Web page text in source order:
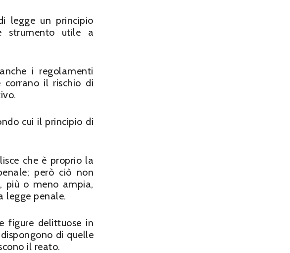
legge un principio
strumento utile a
i regolamenti
corrano il rischio di
cui il principio di
che è proprio la
però ciò non
più o meno ampia,
legge penale.
figure delittuose in
di quelle
il reato.